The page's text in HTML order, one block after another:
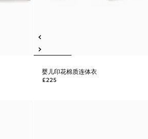
婴儿印花棉质连体衣
£225